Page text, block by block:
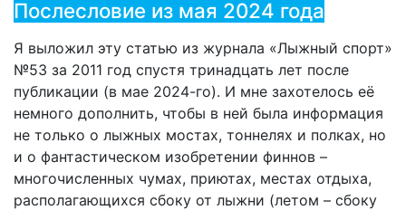
Послесловие из мая 2024 года
Я выложил эту статью из журнала «Лыжный спорт»
№53 за 2011 год спустя тринадцать лет после
публикации (в мае 2024-го). И мне захотелось её
немного дополнить, чтобы в ней была информация
не только о лыжных мостах, тоннелях и полках, но
и о фантастическом изобретении финнов –
многочисленных чумах, приютах, местах отдыха,
располагающихся сбоку от лыжни (летом – сбоку